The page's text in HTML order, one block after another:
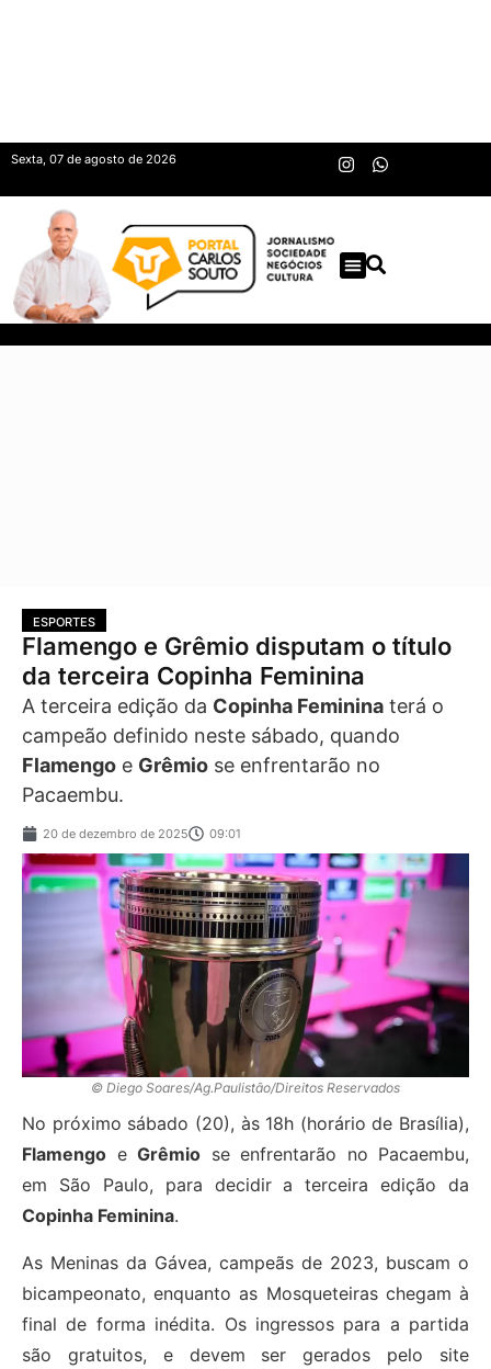
Sexta, 07 de agosto de 2026
ESPORTES
Flamengo e Grêmio disputam o título
da terceira Copinha Feminina
A terceira edição da Copinha Feminina terá o
campeão definido neste sábado, quando
Flamengo e Grêmio se enfrentarão no
Pacaembu.
20 de dezembro de 2025 09:01
© Diego Soares/Ag.Paulistão/Direitos Reservados
No próximo sábado (20), às 18h (horário de Brasília),
Flamengo e Grêmio se enfrentarão no Pacaembu,
em São Paulo, para decidir a terceira edição da
Copinha Feminina.
As Meninas da Gávea, campeãs de 2023, buscam o
bicampeonato, enquanto as Mosqueteiras chegam à
final de forma inédita. Os ingressos para a partida
são gratuitos, e devem ser gerados pelo site